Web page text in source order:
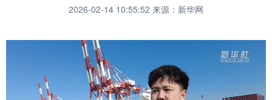
视频
地方频道
2026-02-14 10:55:52 来源：新华网